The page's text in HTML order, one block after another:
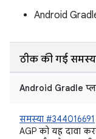
Android
ठीक की गई
Android Gradle
समस्या #344016691
AGP को यह दावा